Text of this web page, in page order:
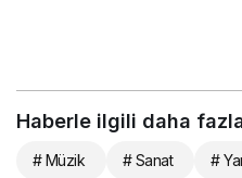
Haberle ilgili daha
# Müzik # Sanat #